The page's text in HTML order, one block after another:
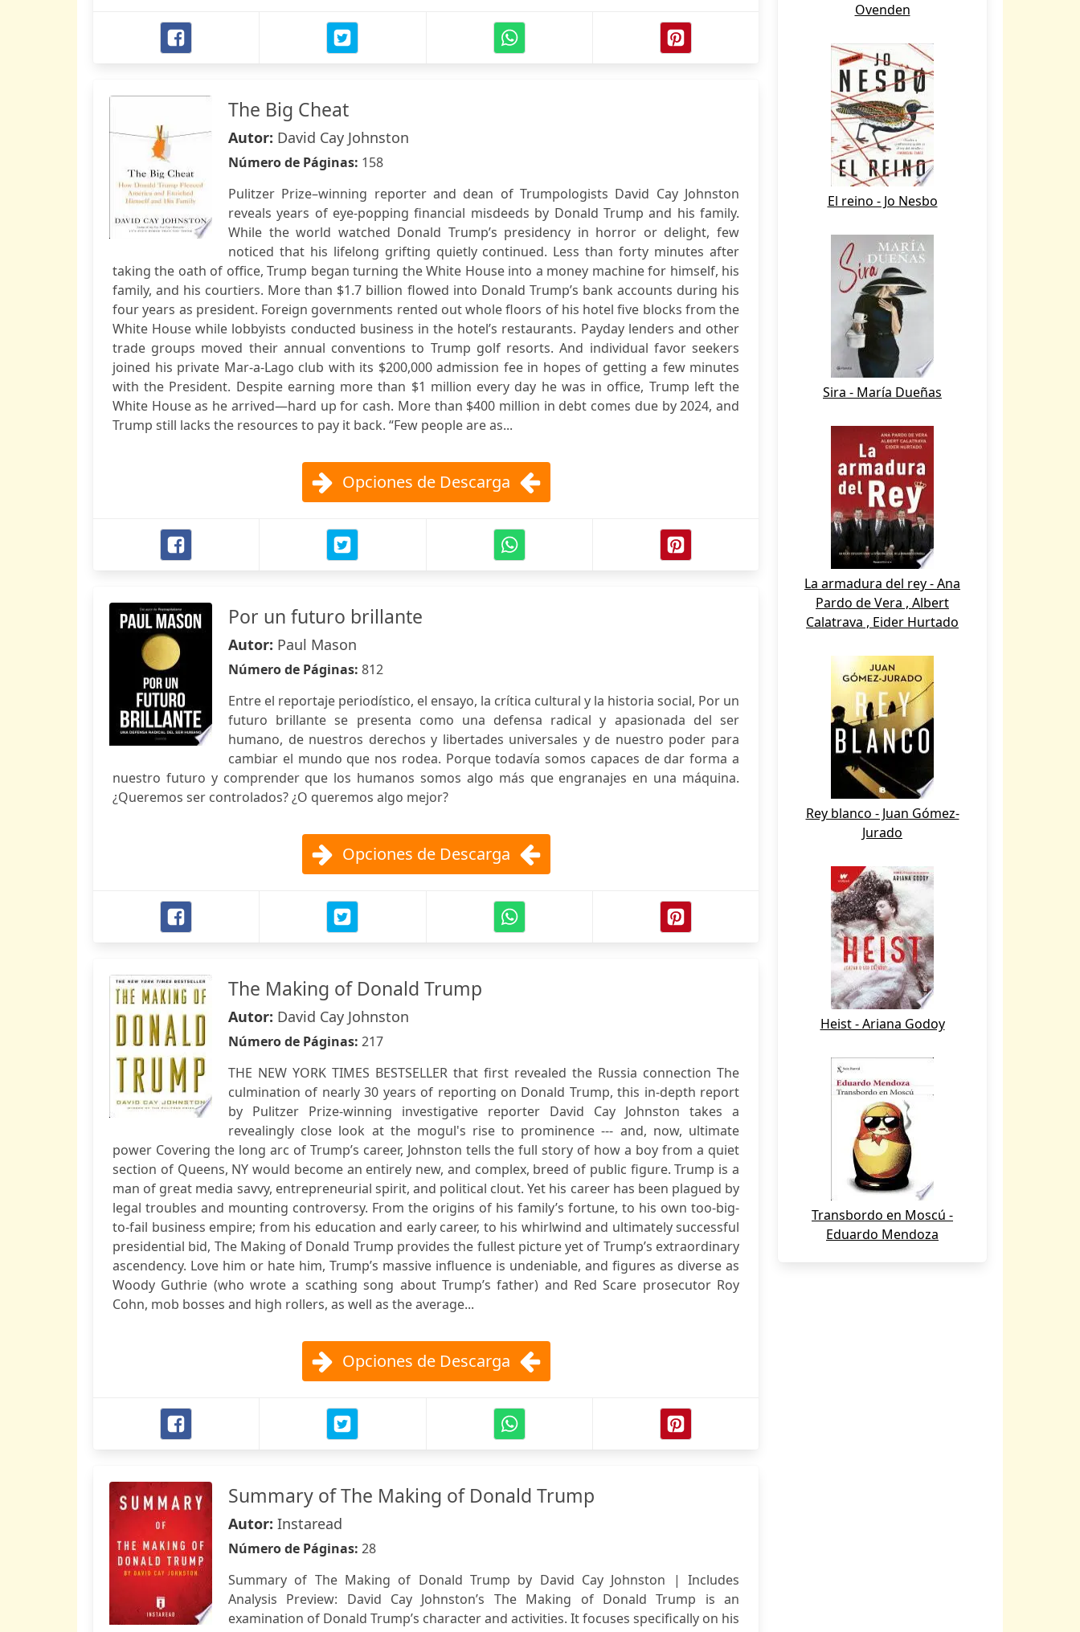
The Big Cheat
Autor: David Cay Johnston
Número de Páginas: 158
Pulitzer Prize­–winning reporter and dean of Trumpologists David Cay Johnston
reveals years of eye-popping financial misdeeds by Donald Trump and his family.
While the world watched Donald Trump’s presidency in horror or delight, few
noticed that his lifelong grifting quietly continued. Less than forty minutes after
taking the oath of office, Trump began turning the White House into a money machine for himself, his
family, and his courtiers. More than $1.7 billion flowed into Donald Trump’s bank accounts during his
four years as president. Foreign governments rented out whole floors of his hotel five blocks from the
White House while lobbyists conducted business in the hotel’s restaurants. Payday lenders and other
trade groups moved their annual conventions to Trump golf resorts. And individual favor seekers
joined his private Mar-a-Lago club with its $200,000 admission fee in hopes of getting a few minutes
with the President. Despite earning more than $1 million every day he was in office, Trump left the
White House as he arrived—hard up for cash. More than $400 million in debt comes due by 2024, and
Trump still lacks the resources to pay it back. “Few people are as...
Opciones de Descarga
Por un futuro brillante
Autor: Paul Mason
Número de Páginas: 812
Entre el reportaje periodístico, el ensayo, la crítica cultural y la historia social, Por un
futuro brillante se presenta como una defensa radical y apasionada del ser
humano, de nuestros derechos y libertades universales y de nuestro poder para
cambiar el mundo que nos rodea. Porque todavía somos capaces de dar forma a
nuestro futuro y comprender que los humanos somos algo más que engranajes en una máquina.
¿Queremos ser controlados? ¿O queremos algo mejor?
Opciones de Descarga
The Making of Donald Trump
Autor: David Cay Johnston
Número de Páginas: 217
THE NEW YORK TIMES BESTSELLER that first revealed the Russia connection The
culmination of nearly 30 years of reporting on Donald Trump, this in-depth report
by Pulitzer Prize-winning investigative reporter David Cay Johnston takes a
revealingly close look at the mogul's rise to prominence --- and, now, ultimate
power Covering the long arc of Trump’s career, Johnston tells the full story of how a boy from a quiet
section of Queens, NY would become an entirely new, and complex, breed of public figure. Trump is a
man of great media savvy, entrepreneurial spirit, and political clout. Yet his career has been plagued by
legal troubles and mounting controversy. From the origins of his family’s fortune, to his own too-big-
to-fail business empire; from his education and early career, to his whirlwind and ultimately successful
presidential bid, The Making of Donald Trump provides the fullest picture yet of Trump’s extraordinary
ascendency. Love him or hate him, Trump’s massive influence is undeniable, and figures as diverse as
Woody Guthrie (who wrote a scathing song about Trump’s father) and Red Scare prosecutor Roy
Cohn, mob bosses and high rollers, as well as the average...
Opciones de Descarga
Summary of The Making of Donald Trump
Autor: Instaread
Número de Páginas: 28
Summary of The Making of Donald Trump by David Cay Johnston | Includes
Analysis Preview: David Cay Johnston’s The Making of Donald Trump is an
examination of Donald Trump’s character and activities. It focuses specifically on his
Ovenden
El reino - Jo Nesbo
Sira - María Dueñas
La armadura del rey - Ana
Pardo de Vera , Albert
Calatrava , Eider Hurtado
Rey blanco - Juan Gómez-
Jurado
Heist - Ariana Godoy
Transbordo en Moscú -
Eduardo Mendoza